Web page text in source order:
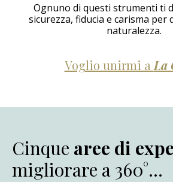
Ognuno di questi strumenti ti
sicurezza, fiducia e carisma per
naturalezza.
Voglio unirmi a La
Cinque aree di
migliorare a 360°…​